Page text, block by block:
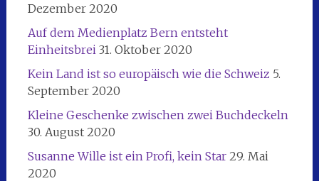
Dezember 2020
Auf dem Medienplatz Bern entsteht
Einheitsbrei 31. Oktober 2020
Kein Land ist so europäisch wie die Schweiz 5.
September 2020
Kleine Geschenke zwischen zwei Buchdeckeln
30. August 2020
Susanne Wille ist ein Profi, kein Star 29. Mai
2020